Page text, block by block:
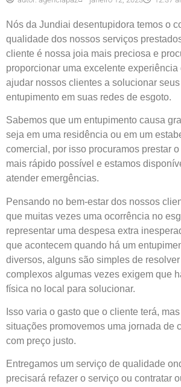
Nós da Jundiai desentupidora temos o
qualidade dos nossos serviços
cliente é nossa joia mais preciosa e
proporcionar uma excelente
ajudar nossos clientes a solucionar
entupimento em suas redes de esgoto.
Sabemos que um entupimento causa
seja em uma residência ou em um
comercial, por isso procuramos prestar
mais rápido possível e estamos
atender emergências.
Pensando no bem-estar dos nossos
que muitas vezes uma ocorrência no
representar uma despesa extra
que acontecem quando há um
diversos, alguns são simples de
complexos algumas vezes exigem que
física no local para solucionar.
Isso varia o gasto que o cliente terá,
situações promovemos uma jornada de
com preço justo.
Entregamos um serviço de qualidade
precisará refazer o serviço ou contratar